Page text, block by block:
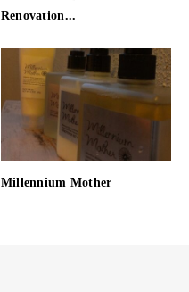
Renovation...
Millennium Mother